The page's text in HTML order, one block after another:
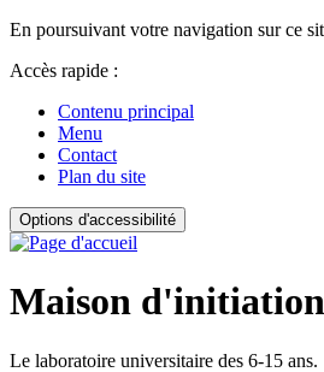
En poursuivant votre navigation sur ce
Accès rapide :
Contenu principal
Menu
Contact
Plan du site
Options d'accessibilité
Maison d'initiation
Le laboratoire universitaire des 6-15 ans.